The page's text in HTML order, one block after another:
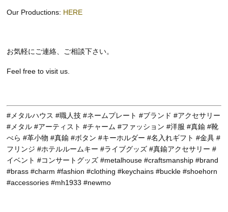
Our Productions: HERE
お気軽にご連絡、ご相談下さい。
Feel free to visit us.
#メタルハウス #職人技 #ネームプレート #ブランド #アクセサリー
#メタル #アーティスト #チャーム #ファッション #洋服 #真鍮 #靴
べら #革小物 #真鍮 #ボタン #キーホルダー #名入れギフト #金具 #
フリンジ #ホテルルームキー #ライブグッズ #真鍮アクセサリー #
イベント #コンサートグッズ #metalhouse #craftsmanship #brand
#brass #charm #fashion #clothing #keychains #buckle #shoehorn
#accessories #mh1933 #newmo